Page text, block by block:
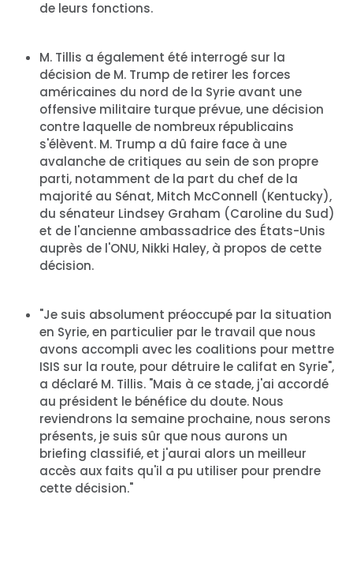
de leurs fonctions.
M. Tillis a également été interrogé sur la
décision de M. Trump de retirer les forces
américaines du nord de la Syrie avant une
offensive militaire turque prévue, une décision
contre laquelle de nombreux républicains
s'élèvent. M. Trump a dû faire face à une
avalanche de critiques au sein de son propre
parti, notamment de la part du chef de la
majorité au Sénat, Mitch McConnell (Kentucky),
du sénateur Lindsey Graham (Caroline du Sud)
et de l'ancienne ambassadrice des États-Unis
auprès de l'ONU, Nikki Haley, à propos de cette
décision.
"Je suis absolument préoccupé par la situation
en Syrie, en particulier par le travail que nous
avons accompli avec les coalitions pour mettre
ISIS sur la route, pour détruire le califat en Syrie",
a déclaré M. Tillis. "Mais à ce stade, j'ai accordé
au président le bénéfice du doute. Nous
reviendrons la semaine prochaine, nous serons
présents, je suis sûr que nous aurons un
briefing classifié, et j'aurai alors un meilleur
accès aux faits qu'il a pu utiliser pour prendre
cette décision."